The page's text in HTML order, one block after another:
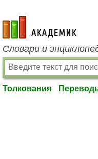
academic.ru
Словари и
Толкования